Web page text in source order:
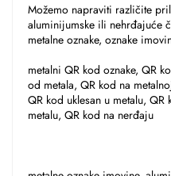
Možemo napraviti različite
aluminijumske ili nehrđajuće
metalne oznake, oznake
metalni QR kod oznake, QR
od metala, QR kod na
QR kod uklesan u metalu, QR
metalu, QR kod na nerđaju